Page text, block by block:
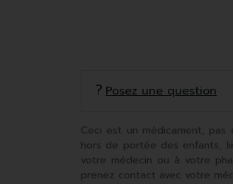
Posez une question
Ceci est un médicament, pas
hors de portée des enfants,
votre médecin ou à votre
prenez contact avec votre